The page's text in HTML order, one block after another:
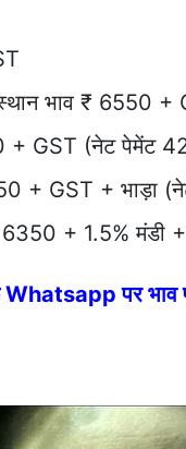
भाव ₹ 6550
+ GST (नेट पेमेंट
+ GST + भाड़ा
6350 + 1.5% मंडी
Whatsapp पर